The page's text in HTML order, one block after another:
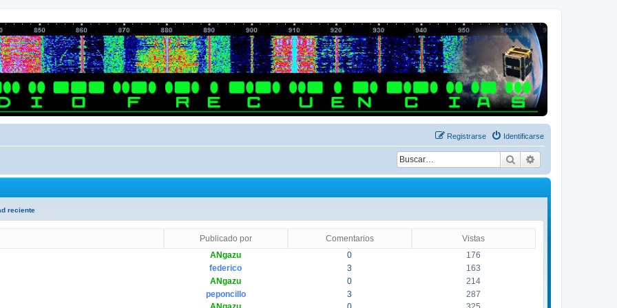
Identificarse
Registrarse
Buscar
reciente
Publicado por Comentarios
Vistas
ANgazu 0
176
federico 3
163
ANgazu 0
214
peponcillo 3
287